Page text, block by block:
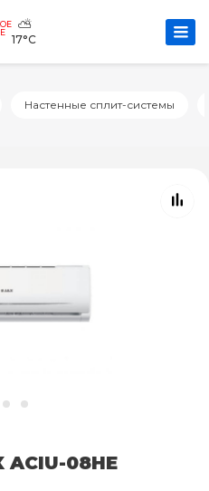
⛅
17°C
Настенные сплит-системы
08HE